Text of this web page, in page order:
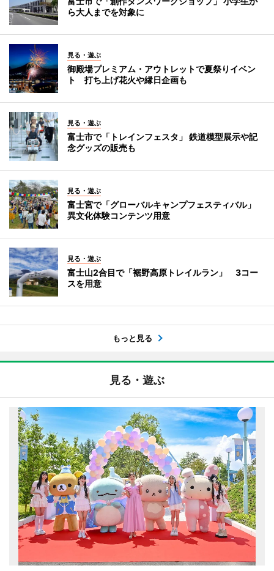
ら大人までを対象に
見る・遊ぶ
御殿場プレミアム・アウトレットで夏祭りイベン
ト 打ち上げ花火や縁日企画も
見る・遊ぶ
富士市で「トレインフェスタ」 鉄道模型展示や記
念グッズの販売も
見る・遊ぶ
富士宮で「グローバルキャンプフェスティバル」
異文化体験コンテンツ用意
見る・遊ぶ
富士山2合目で「裾野高原トレイルラン」 3コー
スを用意
もっと見る
見る・遊ぶ